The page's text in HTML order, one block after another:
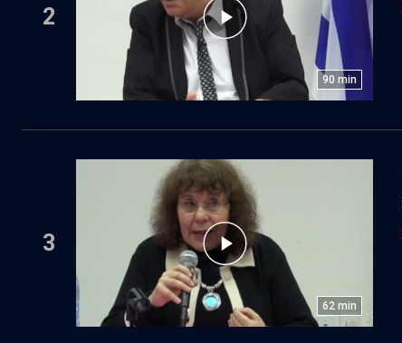
2
90 min
3
62 min